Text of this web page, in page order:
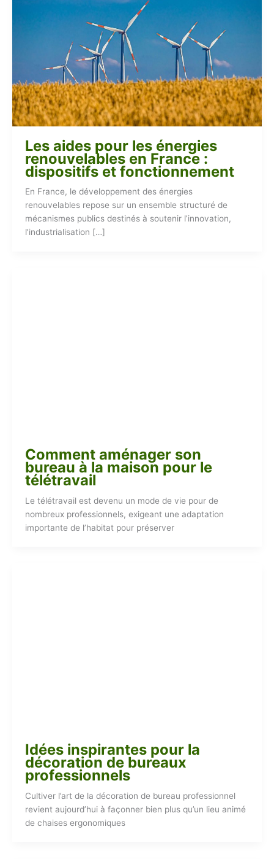
Les aides pour les énergies
renouvelables en France :
dispositifs et fonctionnement
En France, le développement des énergies
renouvelables repose sur un ensemble structuré de
mécanismes publics destinés à soutenir l’innovation,
l’industrialisation […]
Comment aménager son
bureau à la maison pour le
télétravail
Le télétravail est devenu un mode de vie pour de
nombreux professionnels, exigeant une adaptation
importante de l’habitat pour préserver
Idées inspirantes pour la
décoration de bureaux
professionnels
Cultiver l’art de la décoration de bureau professionnel
revient aujourd’hui à façonner bien plus qu’un lieu animé
de chaises ergonomiques